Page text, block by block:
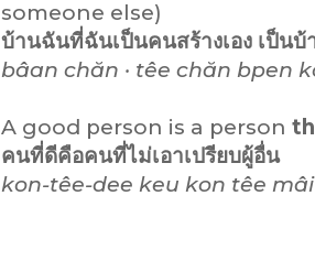
someone else)
บ้านฉันที่ฉันเป็นคนสร้างเอง เป็น
bâan chăn · têe chăn bpen
A good person is a person
คนที่ดีคือคนที่ไม่เอาเปรียบผู้อื่น
kon-têe-dee keu kon têe